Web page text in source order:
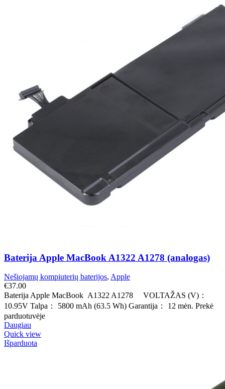
Baterija Apple MacBook A1322 A1278 (analogas)
Nešiojamų kompiuterių baterijos, Apple
€37.00
Baterija Apple MacBook A1322 A1278 VOLTAŽAS (V)：
10.95V Talpa： 5800 mAh (63.5 Wh) Garantija： 12 mėn. Prekė
parduotuvėje
Daugiau
Quick view
Išparduota